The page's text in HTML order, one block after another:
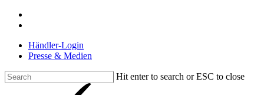
Skip
contentHändler-Login
Presse & Medien
Hit enter to search or ESC to close